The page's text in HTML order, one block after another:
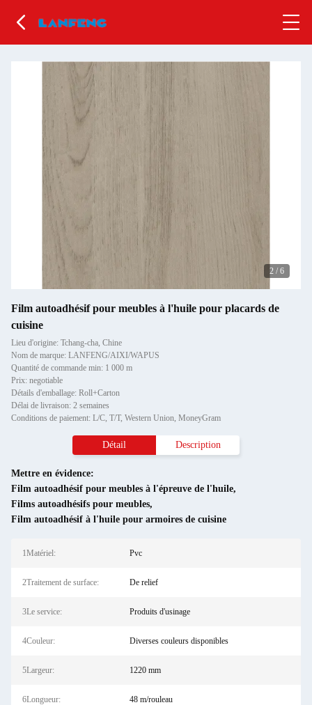
2 / 6
Film autoadhésif pour meubles à l'huile pour placards de
cuisine
Lieu d'origine: Tchang-cha, Chine
Nom de marque: LANFENG/AIXI/WAPUS
Quantité de commande min: 1 000 m
Prix: negotiable
Détails d'emballage: Roll+Carton
Délai de livraison: 2 semaines
Conditions de paiement: L/C, T/T, Western Union, MoneyGram
Détail Description
Mettre en évidence:
Film autoadhésif pour meubles à l'épreuve de l'huile,
Films autoadhésifs pour meubles,
Film autoadhésif à l'huile pour armoires de cuisine
1Matériel: Pvc
2Traitement de surface: De relief
3Le service: Produits d'usinage
4Couleur: Diverses couleurs disponibles
5Largeur: 1220 mm
6Longueur: 48 m/rouleau